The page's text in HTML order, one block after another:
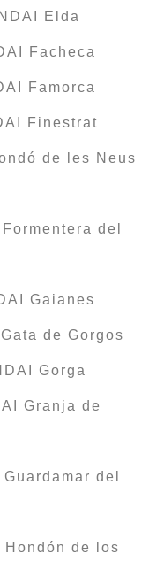
Elda
Facheca
Famorca
Finestrat
de les Neus
del
Gaianes
de Gorgos
Gorga
Granja de
del
de los